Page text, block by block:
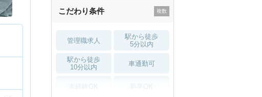
こだわり条件
管理職求人
駅から徒歩
5分以内
駅から徒歩
10分以内
車通勤可